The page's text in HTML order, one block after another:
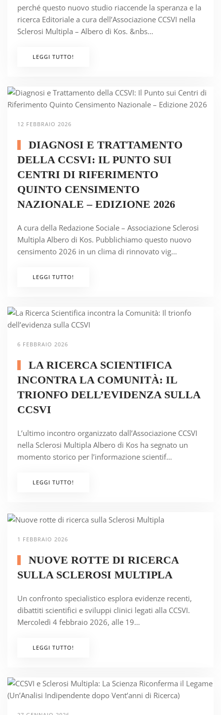
perché questo nuovo studio riaccende la speranza e la
ricerca Editoriale a cura dell’Associazione CCSVI nella
Sclerosi Multipla – Albero di Kos. &nbs…
LEGGI TUTTO!
12 FEBBRAIO 2026
DIAGNOSI E TRATTAMENTO
DELLA CCSVI: IL PUNTO SUI
CENTRI DI RIFERIMENTO
QUINTO CENSIMENTO
NAZIONALE – EDIZIONE 2026
A cura della Redazione Sociale – Associazione Sclerosi
Multipla Albero di Kos. Pubblichiamo questo nuovo
censimento 2026 in un clima di rinnovato vig…
LEGGI TUTTO!
6 FEBBRAIO 2026
LA RICERCA SCIENTIFICA
INCONTRA LA COMUNITÀ: IL
TRIONFO DELL’EVIDENZA SULLA
CCSVI
L’ultimo incontro organizzato dall’Associazione CCSVI
nella Sclerosi Multipla Albero di Kos ha segnato un
momento storico per l’informazione scientif…
LEGGI TUTTO!
1 FEBBRAIO 2026
NUOVE ROTTE DI RICERCA
SULLA SCLEROSI MULTIPLA
Un confronto specialistico esplora evidenze recenti,
dibattiti scientifici e sviluppi clinici legati alla CCSVI.
Mercoledì 4 febbraio 2026, alle 19…
LEGGI TUTTO!